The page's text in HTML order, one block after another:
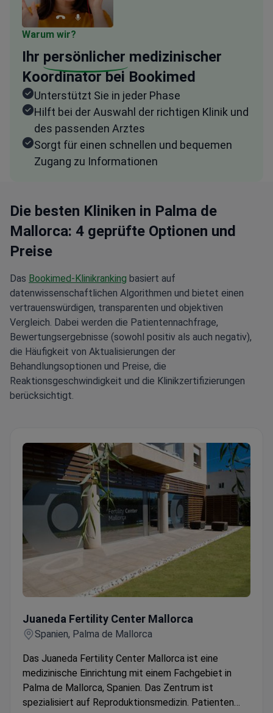
Warum wir?
Ihr persönlicher medizinischer
Koordinator bei Bookimed
Unterstützt Sie in jeder Phase
Hilft bei der Auswahl der richtigen Klinik und
des passenden Arztes
Sorgt für einen schnellen und bequemen
Zugang zu Informationen
Die besten Kliniken in Palma de
Mallorca: 4 geprüfte Optionen und
Preise
Das Bookimed-Klinikranking basiert auf
datenwissenschaftlichen Algorithmen und bietet einen
vertrauenswürdigen, transparenten und objektiven
Vergleich. Dabei werden die Patientennachfrage,
Bewertungsergebnisse (sowohl positiv als auch negativ),
die Häufigkeit von Aktualisierungen der
Behandlungsoptionen und Preise, die
Reaktionsgeschwindigkeit und die Klinikzertifizierungen
berücksichtigt.
Juaneda Fertility Center Mallorca
Spanien, Palma de Mallorca
Das Juaneda Fertility Center Mallorca ist eine
medizinische Einrichtung mit einem Fachgebiet in
Palma de Mallorca, Spanien. Das Zentrum ist
spezialisiert auf Reproduktionsmedizin. Patienten